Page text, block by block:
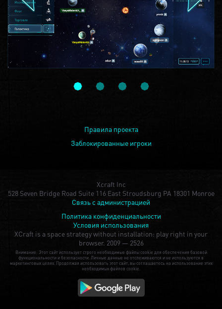
Правила проекта
Заблокированные игроки
Xcraft Inc
528 Seven Bridge Road Suite 116 East Stroudsburg PA 18301 Monroe
Связь с администрацией
Политика конфиденциальности
Условия использования
XCraft is a space strategy without installation: play right in your
browser. 2009 — 2526
Внимание: Этот сайт использует строго необходимые файлы cookie для обеспечения базовой
функциональности и безопасности. Личные данные не отслеживаются и не используются в
маркетинговых целях. Продолжая использовать этот сайт, вы соглашаетесь на использование этих
необходимых файлов cookie.